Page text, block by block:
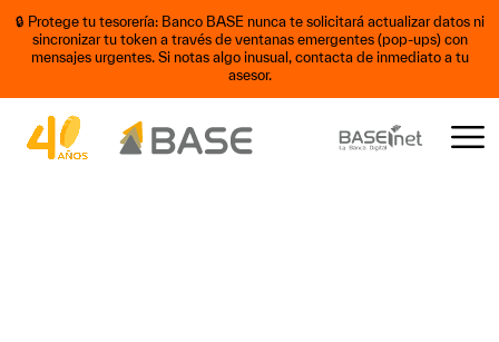
🔒 Protege tu tesorería: Banco BASE nunca te solicitará actualizar datos ni
sincronizar tu token a través de ventanas emergentes (pop-ups) con
mensajes urgentes. Si notas algo inusual, contacta de inmediato a tu
asesor.